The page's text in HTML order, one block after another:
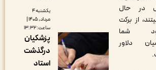
برکت
مرداد, ۱۴۰۵ |
پزشکیان
درگذشت
استاد